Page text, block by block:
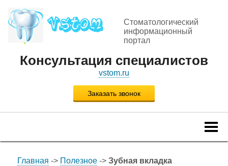
Стоматологический
информационный
портал
Консультация специалистов
vstom.ru
Заказать звонок
Главная -> Полезное-> Зубная вкладка